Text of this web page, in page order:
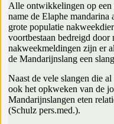
Alle ontwikkelingen op een
name de Elaphe
grote populatie
voortbestaan bedreigd door
nakweekmeldingen zijn er
de Mandarijnslang een
Naast de vele slangen die
ook het opkweken van de
Mandarijnslangen eten
(Schulz pers.med.).